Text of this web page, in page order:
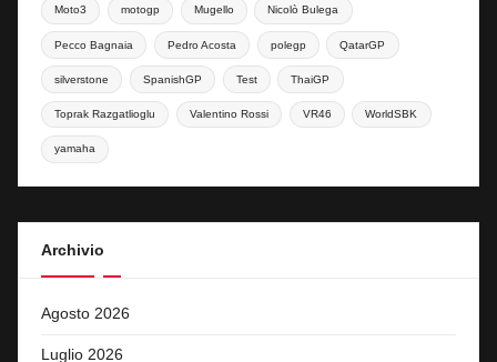
Moto3 motogp Mugello Nicolò Bulega
Pecco Bagnaia Pedro Acosta polegp QatarGP
silverstone SpanishGP Test ThaiGP
Toprak Razgatlioglu Valentino Rossi VR46 WorldSBK
yamaha
Archivio
Agosto 2026
Luglio 2026